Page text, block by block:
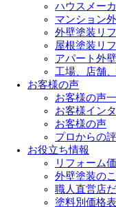
ハウスメー
マンション
外壁塗装リ
屋根塗装リ
アパート外
工場、店舗
お客様の声
お客様の声
お客様イン
お客様の声
プロからの
お役立ち情報
リフォーム
外壁塗装の
職人直営店
塗料別価格表